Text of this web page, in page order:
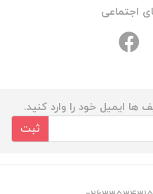
اجتماعی
ها ایمیل خود را وارد کنید.
ثبت